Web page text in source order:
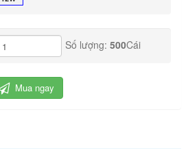
Số lượng: 500Cái
Mua ngay